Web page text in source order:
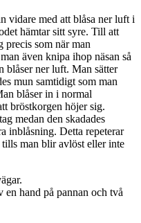
vidare med att blåsa ner luft i
hämtar sitt syre. Till att
precis som när man
även knipa ihop näsan så
blåser ner luft. Man sätter
mun samtidigt som man
blåser in i normal
bröstkorgen höjer sig.
medan den skadades
inblåsning. Detta repeterar
man blir avlöst eller inte
hand på pannan och två